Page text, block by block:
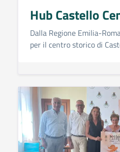
Hub Castello
Dalla Regione Emilia-
per il centro storico di